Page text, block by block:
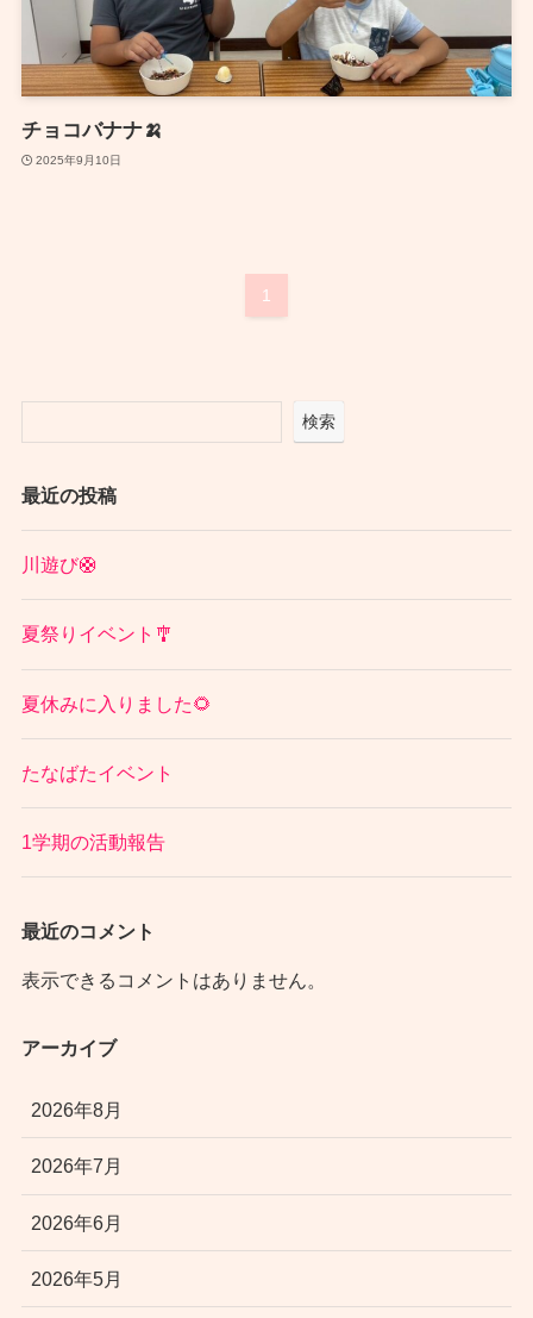
チョコバナナ🍌
2025年9月10日
1
検索
最近の投稿
川遊び🛟
夏祭りイベント🎐
夏休みに入りました🌻
たなばたイベント
1学期の活動報告
最近のコメント
表示できるコメントはありません。
アーカイブ
2026年8月
2026年7月
2026年6月
2026年5月